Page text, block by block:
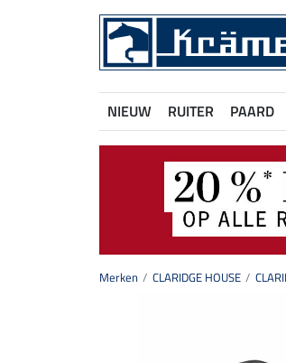
NIEUW RUITER PAARD
Merken CLARIDGE HOUSE